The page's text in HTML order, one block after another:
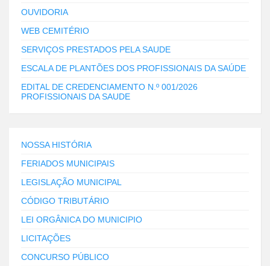
OUVIDORIA
WEB CEMITÉRIO
SERVIÇOS PRESTADOS PELA SAUDE
ESCALA DE PLANTÕES DOS PROFISSIONAIS DA SAÚDE
EDITAL DE CREDENCIAMENTO N.º 001/2026
PROFISSIONAIS DA SAUDE
NOSSA HISTÓRIA
FERIADOS MUNICIPAIS
LEGISLAÇÃO MUNICIPAL
CÓDIGO TRIBUTÁRIO
LEI ORGÂNICA DO MUNICIPIO
LICITAÇÕES
CONCURSO PÚBLICO